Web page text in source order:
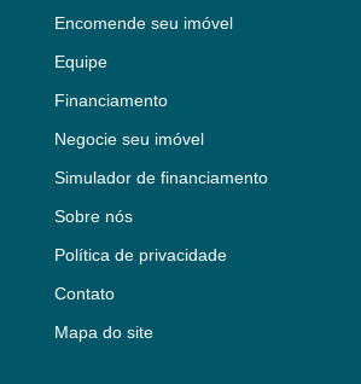
Encomende seu imóvel
Equipe
Financiamento
Negocie seu imóvel
Simulador de financiamento
Sobre nós
Política de privacidade
Contato
Mapa do site